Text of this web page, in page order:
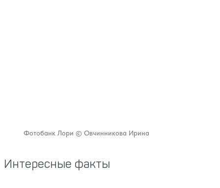
Фотобанк Лори © Овчинникова Ирина
Интересные факты